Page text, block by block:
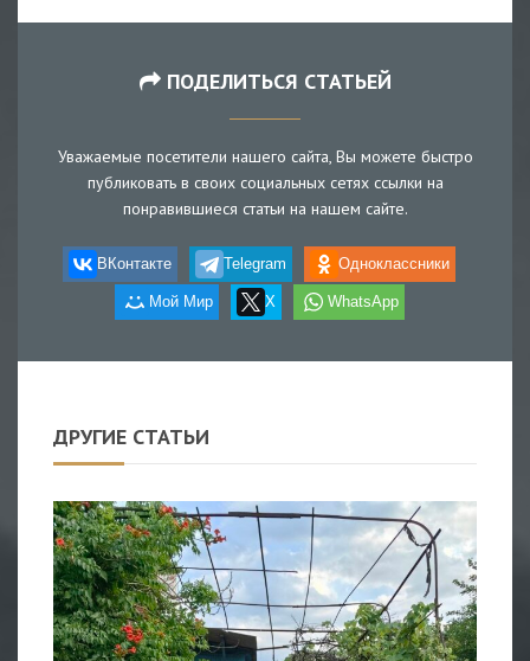
ПОДЕЛИТЬСЯ СТАТЬЕЙ
Уважаемые посетители нашего сайта, Вы можете быстро
публиковать в своих социальных сетях ссылки на
понравившиеся статьи на нашем сайте.
ВКонтакте Telegram Одноклассники
Мой Мир X WhatsApp
ДРУГИЕ СТАТЬИ